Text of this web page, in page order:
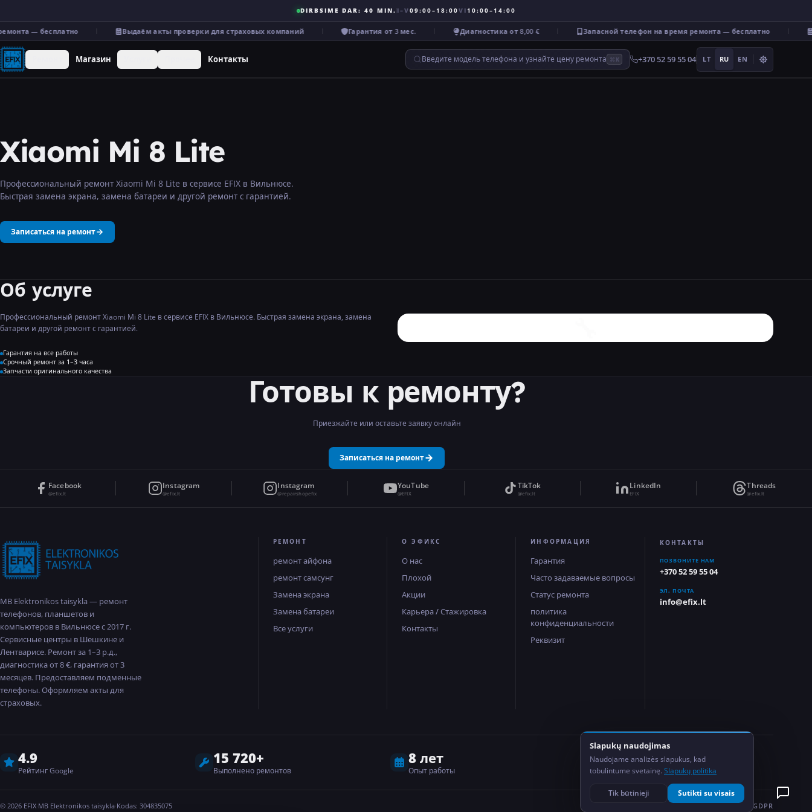
DIRBSIME DAR: 40 MIN. I–V09:00–18:00VI10:00–14:00
— бесплатно Выдаём акты проверки для страховых компаний Гарантия от 3 мес. Диагностика от 8,00 € Запасной телефон на время ремонта — бесплатно
Магазин Контакты Введите модель телефона и узнайте цену ремонта ⌘K +370 52 59 55 04 LT RU EN
Xiaomi Mi 8 Lite
Профессиональный ремонт Xiaomi Mi 8 Lite в сервисе EFIX в Вильнюсе.
Быстрая замена экрана, замена батареи и другой ремонт с гарантией.
Записаться на ремонт
Об услуге
Профессиональный ремонт Xiaomi Mi 8 Lite в сервисе EFIX в Вильнюсе. Быстрая замена экрана, замена
батареи и другой ремонт с гарантией.
Гарантия на все работы
Срочный ремонт за 1–3 часа
Запчасти оригинального качества
Готовы к ремонту?
Приезжайте или оставьте заявку онлайн
Записаться на ремонт
Facebook
@efix.lt
Instagram
@efix.lt
Instagram
@repairshopefix
YouTube
@EFIX
TikTok
@efix.lt
LinkedIn
EFIX
Threads
@efix.lt
MB Elektronikos taisykla — ремонт
телефонов, планшетов и
компьютеров в Вильнюсе с 2017 г.
Сервисные центры в Шешкине и
Лентварисе. Ремонт за 1–3 р.д.,
диагностика от 8 €, гарантия от 3
месяцев. Предоставляем подменные
телефоны. Оформляем акты для
страховых.
РЕМОНТ
ремонт айфона
ремонт самсунг
Замена экрана
Замена батареи
Все услуги
О ЭФИКС
О нас
Плохой
Акции
Карьера / Стажировка
Контакты
ИНФОРМАЦИЯ
Гарантия
Часто задаваемые вопросы
Статус ремонта
политика
конфиденциальности
Реквизит
КОНТАКТЫ
ПОЗВОНИТЕ НАМ
+370 52 59 55 04
ЭЛ. ПОЧТА
info@efix.lt
4.9
Рейтинг Google
15 720+
Выполнено ремонтов
8 лет
Опыт работы
2
Сервисных центра
© 2026 EFIX·MB Elektronikos taisykla·Kodas: 304835075 ПОЛИТИКА КОНФИДЕНЦИАЛЬНОСТИ GDPR
Slapukų naudojimas
Naudojame analizės slapukus, kad
tobulintume svetainę. Slapukų politika
Tik būtinieji Sutikti su visais